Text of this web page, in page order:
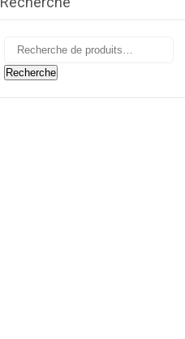
Recherche
pour :
Recherche